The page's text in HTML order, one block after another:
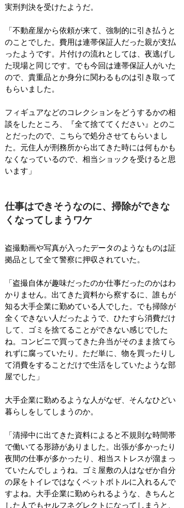
実刑判決を受けたようだ。
「不動産屋から依頼が来て、強制的に引き払うと
のことでした。費用は連帯保証人だった親が支払
ったようです。片付けの流れとしては、夜逃げし
た現場と同じです。でも今回は連帯保証人がいた
ので、貴重品とか身分に関わるものは引き取って
もらいました。
フィギュアなどのコレクションをどうするかの相
談をしたところ、『全て捨ててください』とのこ
とだったので、こちらで処分させてもらいまし
た。元住人が刑務所から出てきた時には何もかも
なくなっているので、相当ショックを受けると思
います」
仕事はできそうなのに、掃除ができな
くなってしまうワケ
盗撮動画や写真が入ったデータのようなものは証
拠品として全て警察に押収されていた。
「盗撮自体が趣味だったのか仕事だったのかはわ
かりません。出てきた資料から察するに、誰もが
知る大手企業に勤めている人でした。でも掃除が
全くできない人だったようで、ひたすら消費だけ
して、ゴミを捨てることができない感じでした
ね。コンビニで買ってきた弁当がそのまま捨てら
れずに腐っていたり。ただ単に、物を買ったりし
て消費をすることだけで生活をしていたような部
屋でした」
大手企業に勤めるような人がなぜ、そんなひどい
暮らしをしてしまうのか。
「清掃中に出てきた資料によると不規則な時間帯
で働いてる形跡がありました。出張が多かったり
夜間の仕事が多かったり、相当ストレスが溜まっ
ていたんでしょうね。ゴミ屋敷の人はなぜか自分
の尿をトイレではなくペットボトルに入れるんで
すよね。大手企業に勤められるような、きちんと
した人でもセルフネグレクトになってしまうと、